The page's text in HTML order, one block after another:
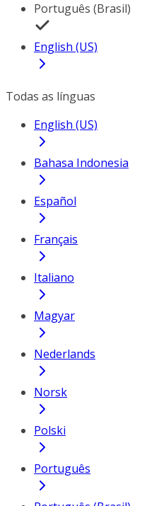
Português (Brasil)
English (US)
Todas as línguas
English (US)
Bahasa Indonesia
Español
Français
Italiano
Magyar
Nederlands
Norsk
Polski
Português